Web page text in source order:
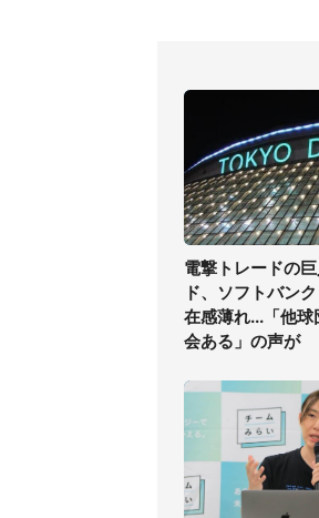
電撃トレードの
ド、ソフトバン
在感薄れ...「他
会ある」の声が